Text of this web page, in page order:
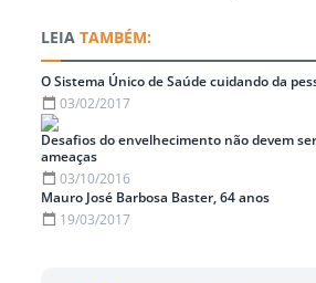
TAMBÉM:
O Sistema Único de Saúde cuidando da
03/02/2017
Desafios do envelhecimento não devem
ameaças
03/10/2016
Mauro José Barbosa Baster, 64 anos
19/03/2017